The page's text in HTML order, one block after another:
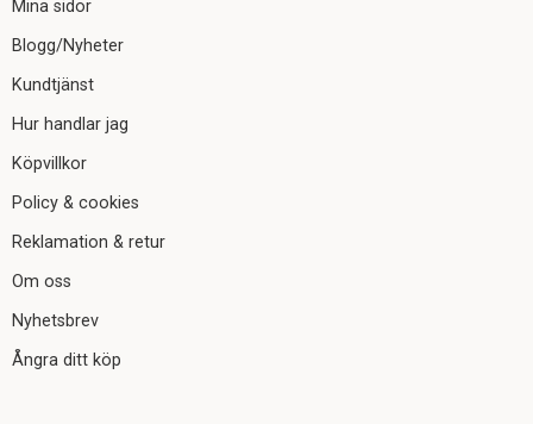
Mina sidor
Blogg/Nyheter
Kundtjänst
Hur handlar jag
Köpvillkor
Policy & cookies
Reklamation & retur
Om oss
Nyhetsbrev
Ångra ditt köp